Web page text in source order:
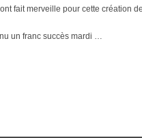
fait merveille pour cette création
un franc succès mardi …